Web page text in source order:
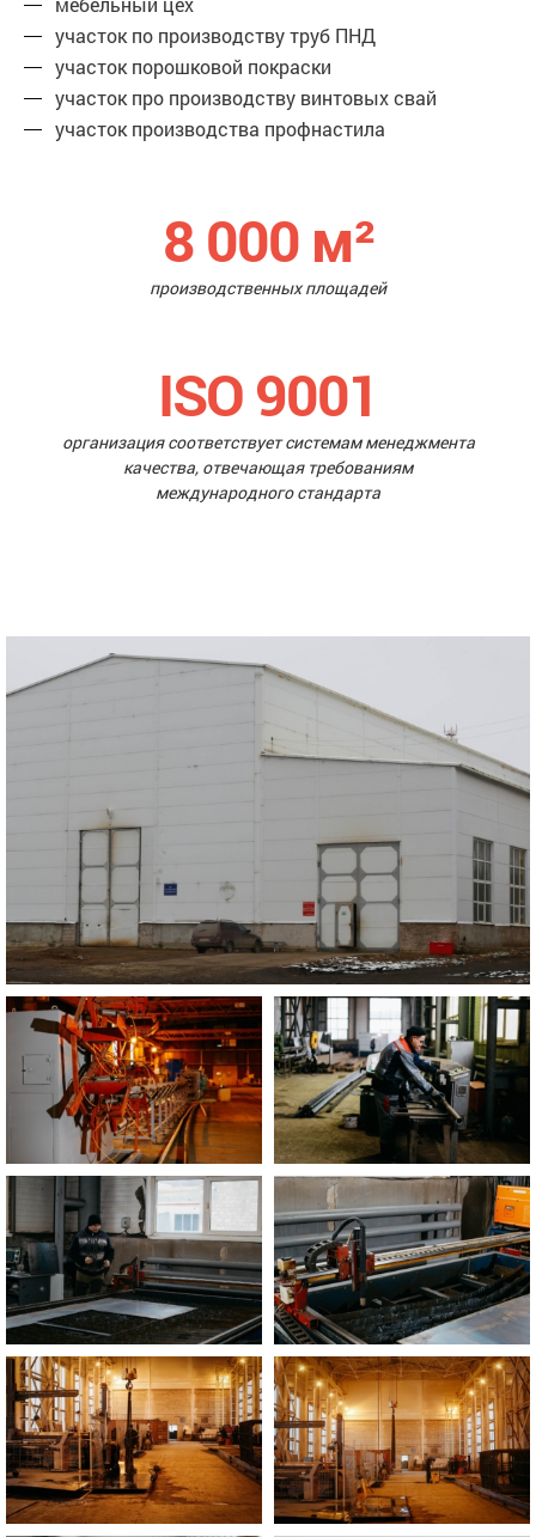
участок по производству труб ПНД
участок порошковой покраски
участок про производству винтовых свай
участок производства профнастила
8 000 м²
производственных площадей
ISO 9001
организация соответствует системам менеджмента
качества, отвечающая требованиям
международного стандарта